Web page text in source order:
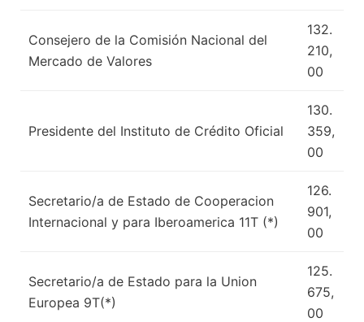
Consejero de la Comisión Nacional del
Mercado de Valores
132.
210,
00
Presidente del Instituto de Crédito Oficial
130.
359,
00
Secretario/a de Estado de Cooperacion
Internacional y para Iberoamerica 11T (*)
126.
901,
00
Secretario/a de Estado para la Union
Europea 9T(*)
125.
675,
00